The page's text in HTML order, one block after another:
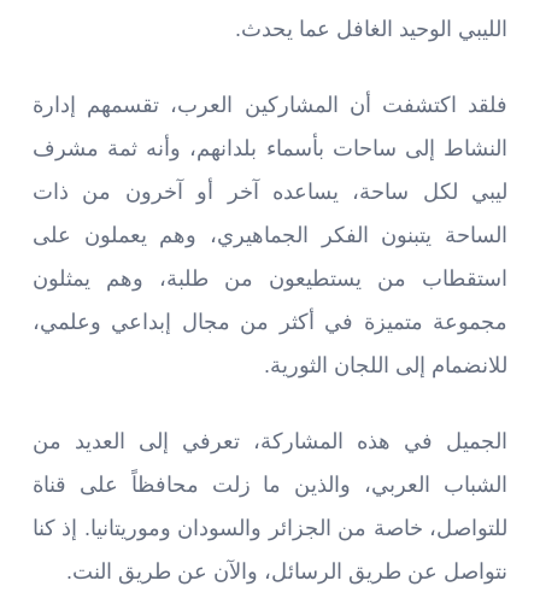
الليبي الوحيد الغافل عما يحدث.
فلقد اكتشفت أن المشاركين العرب، تقسمهم إدارة
النشاط إلى ساحات بأسماء بلدانهم، وأنه ثمة مشرف
ليبي لكل ساحة، يساعده آخر أو آخرون من ذات
الساحة يتبنون الفكر الجماهيري، وهم يعملون على
استقطاب من يستطيعون من طلبة، وهم يمثلون
مجموعة متميزة في أكثر من مجال إبداعي وعلمي،
للانضمام إلى اللجان الثورية.
الجميل في هذه المشاركة، تعرفي إلى العديد من
الشباب العربي، والذين ما زلت محافظاً على قناة
للتواصل، خاصة من الجزائر والسودان وموريتانيا. إذ كنا
نتواصل عن طريق الرسائل، والآن عن طريق النت.